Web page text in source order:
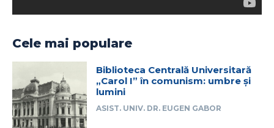
Cele mai populare
Biblioteca Centrală Universitară
„Carol I” în comunism: umbre și
lumini
ASIST. UNIV. DR. EUGEN GABOR